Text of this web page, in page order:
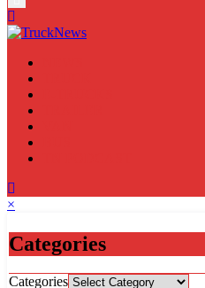
×
Categories
Categories